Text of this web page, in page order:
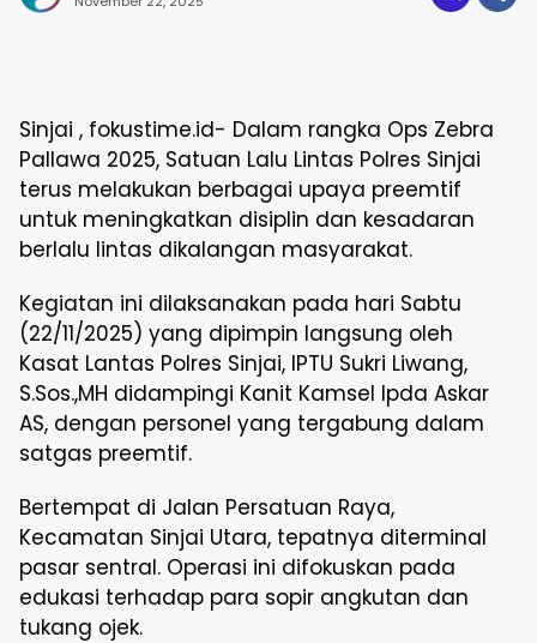
Sinjai , fokustime.id- Dalam rangka Ops Zebra
Pallawa 2025, Satuan Lalu Lintas Polres Sinjai
terus melakukan berbagai upaya preemtif
untuk meningkatkan disiplin dan kesadaran
berlalu lintas dikalangan masyarakat.
Kegiatan ini dilaksanakan pada hari Sabtu
(22/11/2025) yang dipimpin langsung oleh
Kasat Lantas Polres Sinjai, IPTU Sukri Liwang,
S.Sos.,MH didampingi Kanit Kamsel Ipda Askar
AS, dengan personel yang tergabung dalam
satgas preemtif.
Bertempat di Jalan Persatuan Raya,
Kecamatan Sinjai Utara, tepatnya diterminal
pasar sentral. Operasi ini difokuskan pada
edukasi terhadap para sopir angkutan dan
tukang ojek.